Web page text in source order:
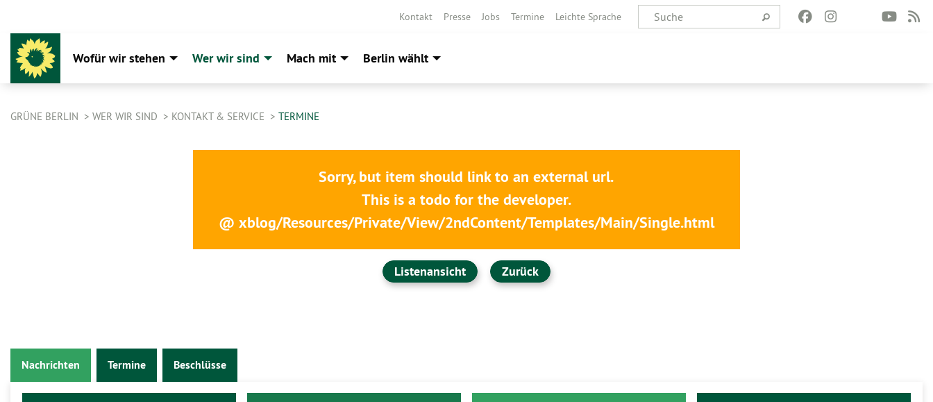
Kontakt Presse Jobs Termine Leichte Sprache
Wofür wir stehen Wer wir sind Mach mit Berlin wählt
GRÜNE BERLIN WER WIR SIND KONTAKT & SERVICE TERMINE
Sorry, but item should link to an external url.
This is a todo for the developer.
@ xblog/Resources/Private/View/2ndContent/Templates/Main/Single.html
Listenansicht Zurück
Nachrichten Termine Beschlüsse